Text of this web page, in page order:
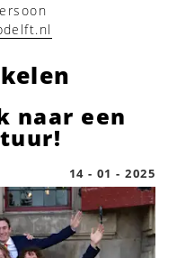
naar een
14 - 01 - 2025